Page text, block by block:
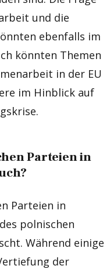
und die
ebenfalls im
könnten Themen
in der EU
im Hinblick auf
Parteien in
Parteien in
polnischen
Während einige
der